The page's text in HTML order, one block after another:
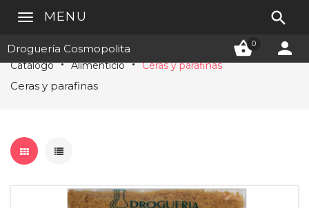
Droguería Cosmopolita 0 
MENU 
Catálogo Alimenticio Ceras y parafinas
Ceras y parafinas